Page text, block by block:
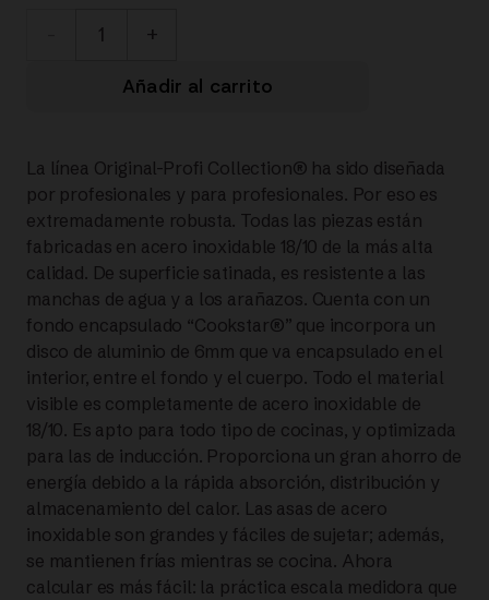
100/0
Original-
Profi
Collection®
SARTEN
DE
ACERO
24
CM |
Añadir al carrito
La línea Original-Profi Collection® ha sido diseñada
por profesionales y para profesionales. Por eso es
extremadamente robusta. Todas las piezas están
fabricadas en acero inoxidable 18/10 de la más alta
calidad. De superficie satinada, es resistente a las
manchas de agua y a los arañazos. Cuenta con un
fondo encapsulado “Cookstar®” que incorpora un
disco de aluminio de 6mm que va encapsulado en el
interior, entre el fondo y el cuerpo. Todo el material
visible es completamente de acero inoxidable de
18/10. Es apto para todo tipo de cocinas, y optimizada
para las de inducción. Proporciona un gran ahorro de
energía debido a la rápida absorción, distribución y
almacenamiento del calor. Las asas de acero
inoxidable son grandes y fáciles de sujetar; además,
se mantienen frías mientras se cocina. Ahora
calcular es más fácil: la práctica escala medidora que